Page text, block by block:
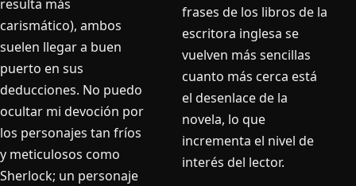
resulta más
carismático), ambos
suelen llegar a buen
puerto en sus
deducciones. No puedo
ocultar mi devoción por
los personajes tan fríos
y meticulosos como
Sherlock; un personaje
frases de los libros de la
escritora inglesa se
vuelven más sencillas
cuanto más cerca está
el desenlace de la
novela, lo que
incrementa el nivel de
interés del lector.